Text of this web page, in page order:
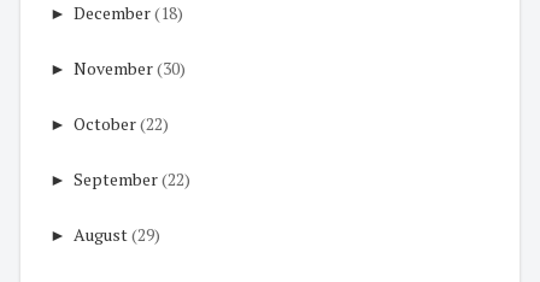
► December(18)
► November(30)
► October(22)
► September(22)
► August(29)